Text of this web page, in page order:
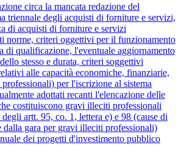
circa la mancata redazione del
triennale degli acquisti di forniture e servizi,
di acquisti di forniture e servizi
norme, criteri oggettivi per il funzionamento
di qualificazione, l'eventuale aggiornamento
stesso e durata, criteri soggettivi
alle capacità economiche, finanziarie,
professionali) per l'iscrizione al sistema
adottati recanti l'elencazione delle
costituiscono gravi illeciti professionali
artt. 95, co. 1, lettera e) e 98 (cause di
dalla gara per gravi illeciti professionali)
dei progetti d'investimento pubblico